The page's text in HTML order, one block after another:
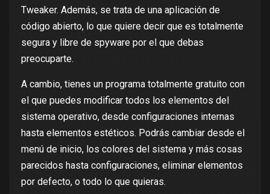
Tweaker. Además, se trata de una aplicación de
código abierto, lo que quiere decir que es totalmente
segura y libre de spyware por el que debas
preocuparte.
A cambio, tienes un programa totalmente gratuito con
el que puedes modificar todos los elementos del
sistema operativo, desde configuraciones internas
hasta elementos estéticos. Podrás cambiar desde el
menú de inicio, los colores del sistema y más cosas
parecidos hasta configuraciones, eliminar elementos
por defecto, o todo lo que quieras.